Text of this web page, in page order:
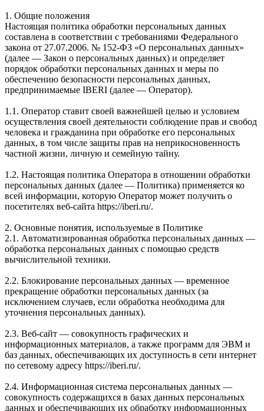
1. Общие положения
Настоящая политика обработки персональных данных
составлена в соответствии с требованиями Федерального
закона от 27.07.2006. № 152-ФЗ «О персональных данных»
(далее — Закон о персональных данных) и определяет
порядок обработки персональных данных и меры по
обеспечению безопасности персональных данных,
предпринимаемые IBERI (далее — Оператор).
1.1. Оператор ставит своей важнейшей целью и условием
осуществления своей деятельности соблюдение прав и свобод
человека и гражданина при обработке его персональных
данных, в том числе защиты прав на неприкосновенность
частной жизни, личную и семейную тайну.
1.2. Настоящая политика Оператора в отношении обработки
персональных данных (далее — Политика) применяется ко
всей информации, которую Оператор может получить о
посетителях веб-сайта https://iberi.ru/.
2. Основные понятия, используемые в Политике
2.1. Автоматизированная обработка персональных данных —
обработка персональных данных с помощью средств
вычислительной техники.
2.2. Блокирование персональных данных — временное
прекращение обработки персональных данных (за
исключением случаев, если обработка необходима для
уточнения персональных данных).
2.3. Веб-сайт — совокупность графических и
информационных материалов, а также программ для ЭВМ и
баз данных, обеспечивающих их доступность в сети интернет
по сетевому адресу https://iberi.ru/.
2.4. Информационная система персональных данных —
совокупность содержащихся в базах данных персональных
данных и обеспечивающих их обработку информационных